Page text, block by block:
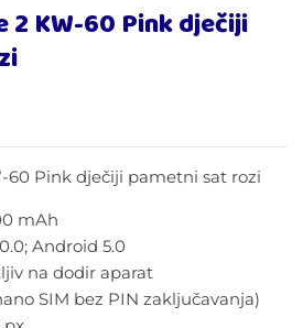
2 KW-60 Pink dječiji
60 Pink dječiji pametni sat rozi
mAh
Android 5.0
na dodir aparat
SIM bez PIN zaključavanja)